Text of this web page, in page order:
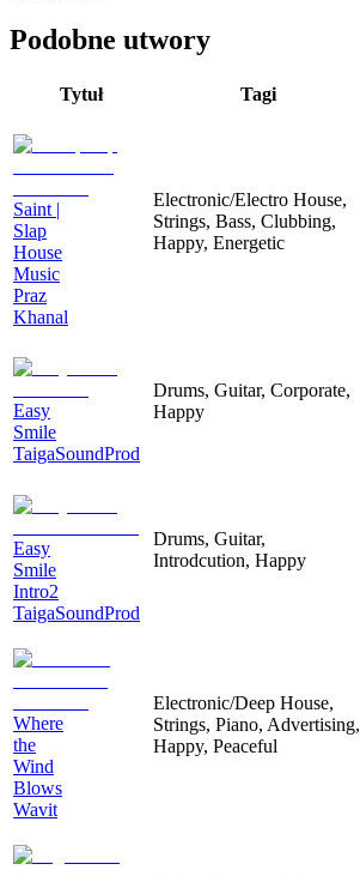
Podobne utwory
Tytuł Tagi
Saint |
Slap
House
Music
Praz
Khanal
Electronic/Electro House,
Strings, Bass, Clubbing,
Happy, Energetic
Easy
Smile
TaigaSoundProd
Drums, Guitar, Corporate,
Happy
Easy
Smile
Intro2
TaigaSoundProd
Drums, Guitar,
Introdcution, Happy
Where
the
Wind
Blows
Wavit
Electronic/Deep House,
Strings, Piano, Advertising,
Happy, Peaceful